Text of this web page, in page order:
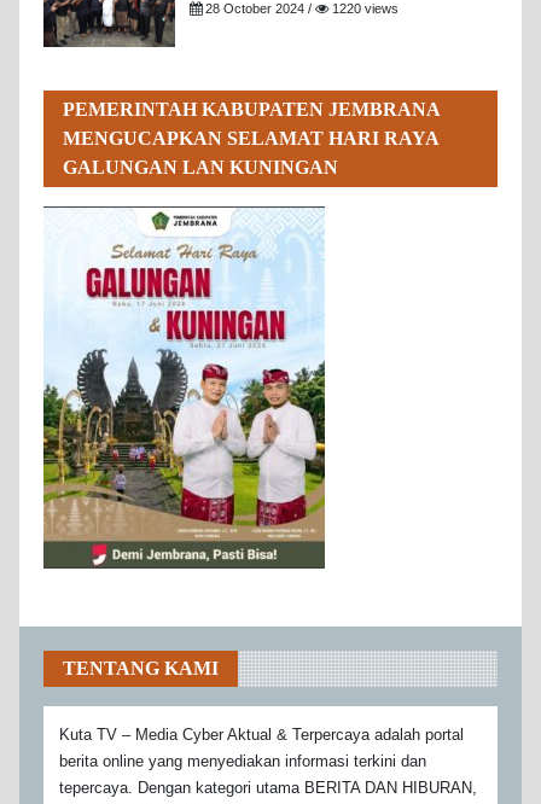
28 October 2024 / 1220 views
PEMERINTAH KABUPATEN JEMBRANA
MENGUCAPKAN SELAMAT HARI RAYA
GALUNGAN LAN KUNINGAN
TENTANG KAMI
Kuta TV – Media Cyber Aktual & Terpercaya adalah portal
berita online yang menyediakan informasi terkini dan
tepercaya. Dengan kategori utama BERITA DAN HIBURAN,